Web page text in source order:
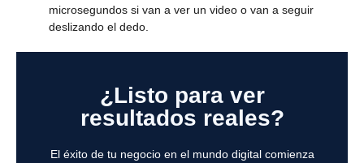
microsegundos si van a ver un video o van a seguir
deslizando el dedo.
¿Listo para ver
resultados reales?
El éxito de tu negocio en el mundo digital comienza